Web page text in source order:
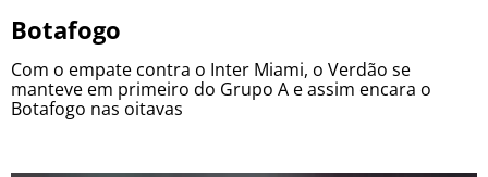
Botafogo
Com o empate contra o Inter Miami, o Verdão se
manteve em primeiro do Grupo A e assim encara o
Botafogo nas oitavas